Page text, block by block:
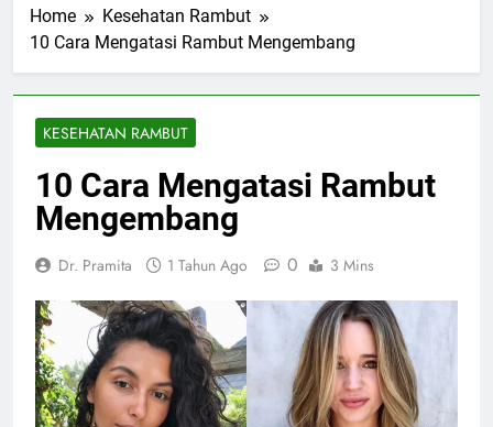
Home
Kesehatan Rambut
10 Cara Mengatasi Rambut Mengembang
KESEHATAN RAMBUT
10 Cara Mengatasi Rambut
Mengembang
Dr. Pramita 1 Tahun Ago 0 3 Mins